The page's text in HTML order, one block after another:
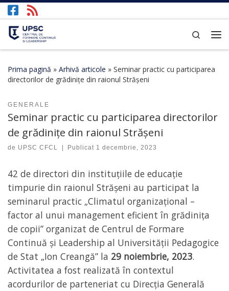
Afișează întregul conținut
Search
Prima pagină » Arhivă articole » Seminar practic cu participarea
directorilor de grădinițe din raionul Strășeni
GENERALE
Seminar practic cu participarea directorilor
de grădinițe din raionul Strășeni
de UPSC CFCL Publicat 1 decembrie, 2023
42 de directori din instituțiile de educație
timpurie din raionul Strășeni au participat la
seminarul practic „Climatul organizațional –
factor al unui management eficient în grădinița
de copii” organizat de Centrul de Formare
Continuă și Leadership al Universității Pedagogice
de Stat „Ion Creangă” la 29 noiembrie, 2023.
Activitatea a fost realizată în contextul
acordurilor de parteneriat cu Direcția Generală